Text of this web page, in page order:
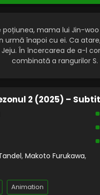
mama lui Jin-
înapoi cu ei. Ca
În încercarea de a-l
combinată a rangurilor S.
2 (2025) –
, Makoto Furukawa,
Animation